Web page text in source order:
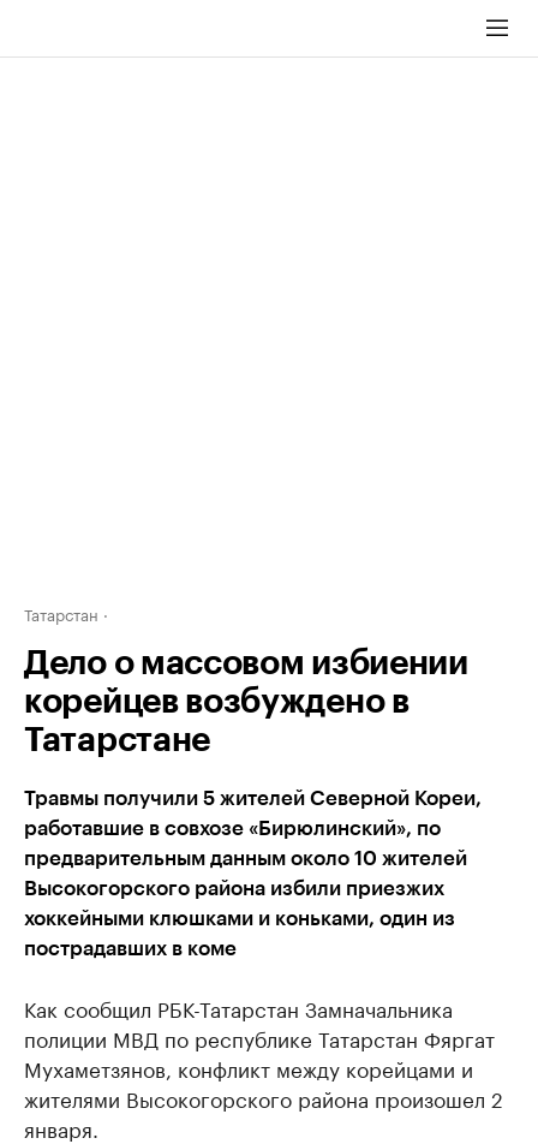
Татарстан
Дело о массовом избиении
корейцев возбуждено в
Татарстане
Травмы получили 5 жителей Северной Кореи,
работавшие в совхозе «Бирюлинский», по
предварительным данным около 10 жителей
Высокогорского района избили приезжих
хоккейными клюшками и коньками, один из
пострадавших в коме
Как сообщил РБК-Татарстан Замначальника
полиции МВД по республике Татарстан Фяргат
Мухаметзянов, конфликт между корейцами и
жителями Высокогорского района произошел 2
января.